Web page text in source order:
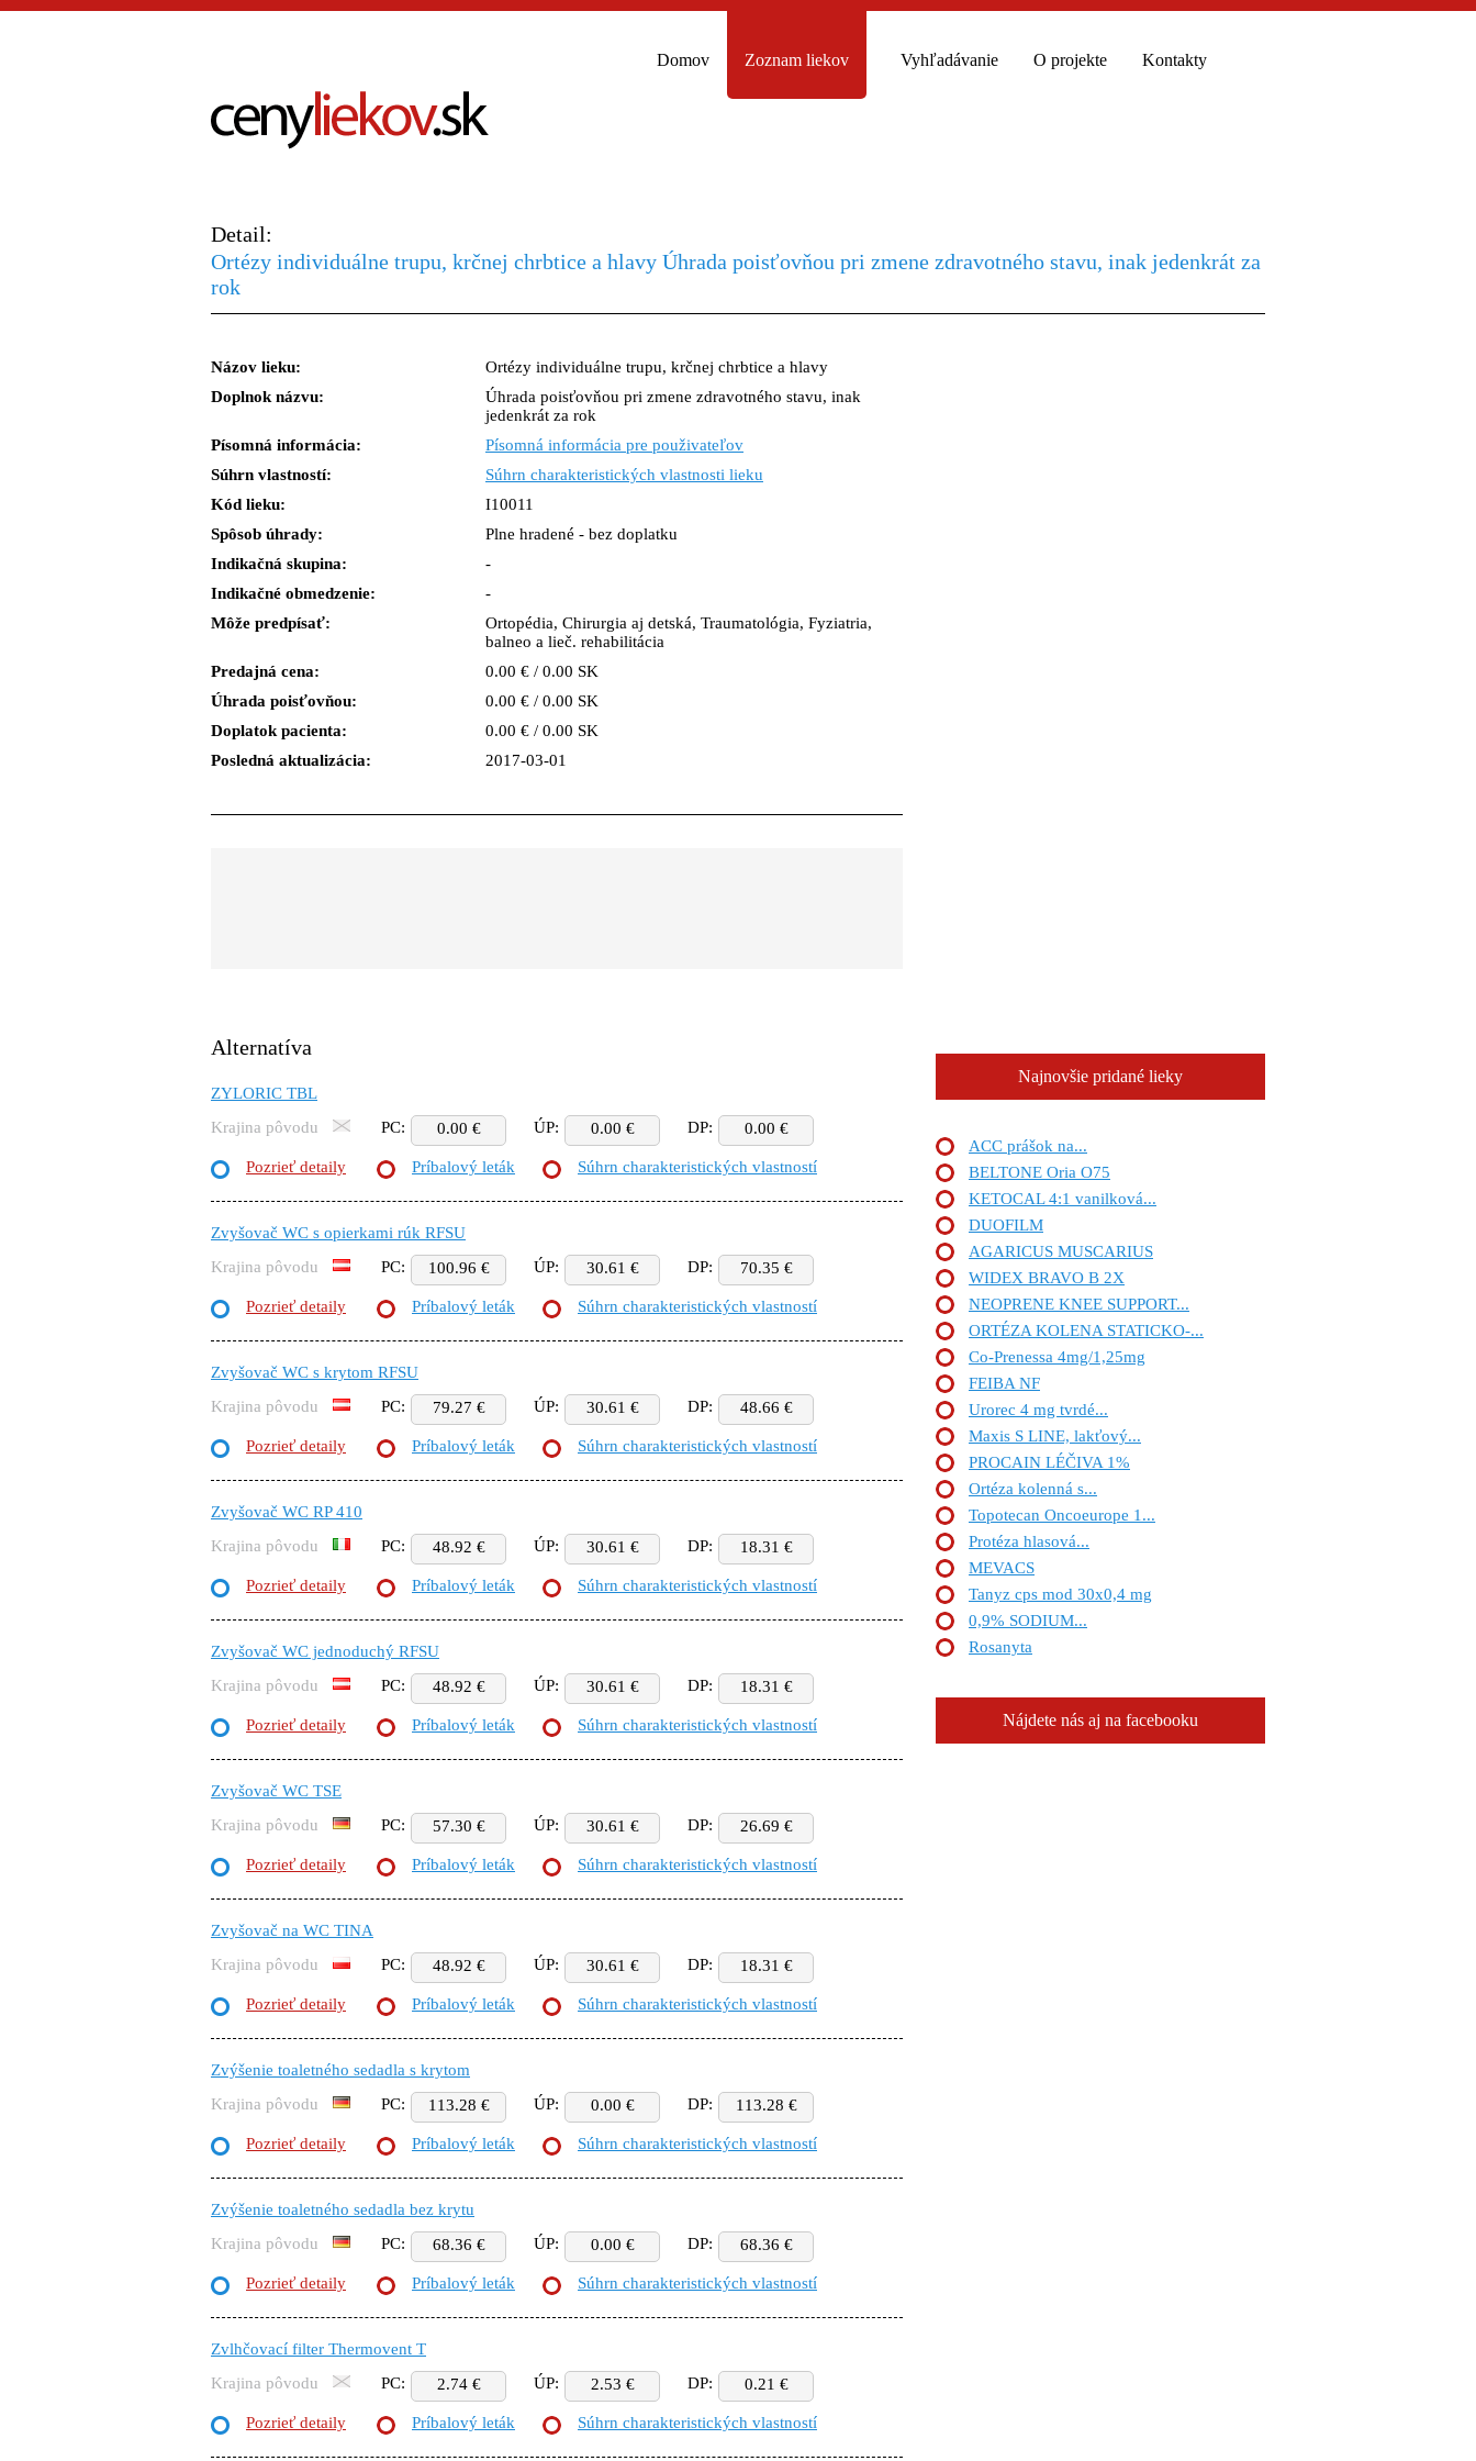
Domov Zoznam liekov Vyhľadávanie O projekte Kontakty
Detail:
Ortézy individuálne trupu, krčnej chrbtice a hlavy Úhrada poisťovňou pri zmene zdravotného stavu, inak jedenkrát za
rok
Názov lieku:
Ortézy individuálne trupu, krčnej chrbtice a hlavy
Doplnok názvu:
Úhrada poisťovňou pri zmene zdravotného stavu, inak
jedenkrát za rok
Písomná informácia:
Písomná informácia pre použivateľov
Súhrn vlastností:
Súhrn charakteristických vlastnosti lieku
Kód lieku:
I10011
Spôsob úhrady:
Plne hradené - bez doplatku
Indikačná skupina:
-
Indikačné obmedzenie:
-
Môže predpísať:
Ortopédia, Chirurgia aj detská, Traumatológia, Fyziatria,
balneo a lieč. rehabilitácia
Predajná cena:
0.00 € / 0.00 SK
Úhrada poisťovňou:
0.00 € / 0.00 SK
Doplatok pacienta:
0.00 € / 0.00 SK
Posledná aktualizácia:
2017-03-01
Alternatíva
ZYLORIC TBL
Krajina pôvodu
PC: 0.00 € ÚP: 0.00 € DP: 0.00 €
Pozrieť detaily Príbalový leták Súhrn charakteristických vlastností
Zvyšovač WC s opierkami rúk RFSU
Krajina pôvodu
PC: 100.96 € ÚP: 30.61 € DP: 70.35 €
Pozrieť detaily Príbalový leták Súhrn charakteristických vlastností
Zvyšovač WC s krytom RFSU
Krajina pôvodu
PC: 79.27 € ÚP: 30.61 € DP: 48.66 €
Pozrieť detaily Príbalový leták Súhrn charakteristických vlastností
Zvyšovač WC RP 410
Krajina pôvodu
PC: 48.92 € ÚP: 30.61 € DP: 18.31 €
Pozrieť detaily Príbalový leták Súhrn charakteristických vlastností
Zvyšovač WC jednoduchý RFSU
Krajina pôvodu
PC: 48.92 € ÚP: 30.61 € DP: 18.31 €
Pozrieť detaily Príbalový leták Súhrn charakteristických vlastností
Zvyšovač WC TSE
Krajina pôvodu
PC: 57.30 € ÚP: 30.61 € DP: 26.69 €
Pozrieť detaily Príbalový leták Súhrn charakteristických vlastností
Zvyšovač na WC TINA
Krajina pôvodu
PC: 48.92 € ÚP: 30.61 € DP: 18.31 €
Pozrieť detaily Príbalový leták Súhrn charakteristických vlastností
Zvýšenie toaletného sedadla s krytom
Krajina pôvodu
PC: 113.28 € ÚP: 0.00 € DP: 113.28 €
Pozrieť detaily Príbalový leták Súhrn charakteristických vlastností
Zvýšenie toaletného sedadla bez krytu
Krajina pôvodu
PC: 68.36 € ÚP: 0.00 € DP: 68.36 €
Pozrieť detaily Príbalový leták Súhrn charakteristických vlastností
Zvlhčovací filter Thermovent T
Krajina pôvodu
PC: 2.74 € ÚP: 2.53 € DP: 0.21 €
Pozrieť detaily Príbalový leták Súhrn charakteristických vlastností
Najnovšie pridané lieky
ACC prášok na...
BELTONE Oria O75
KETOCAL 4:1 vanilková...
DUOFILM
AGARICUS MUSCARIUS
WIDEX BRAVO B 2X
NEOPRENE KNEE SUPPORT...
ORTÉZA KOLENA STATICKO-...
Co-Prenessa 4mg/1,25mg
FEIBA NF
Urorec 4 mg tvrdé...
Maxis S LINE, lakťový...
PROCAIN LÉČIVA 1%
Ortéza kolenná s...
Topotecan Oncoeurope 1...
Protéza hlasová...
MEVACS
Tanyz cps mod 30x0,4 mg
0,9% SODIUM...
Rosanyta
Nájdete nás aj na facebooku